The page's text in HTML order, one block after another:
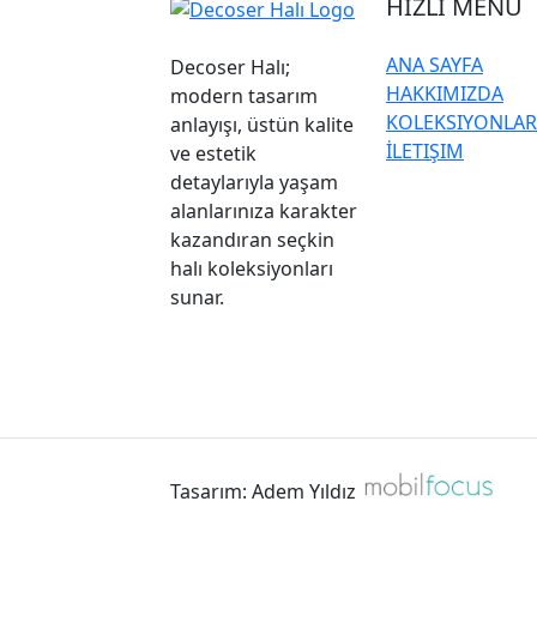
Decoser Halı;
modern tasarım
anlayışı, üstün kalite
ve estetik
detaylarıyla yaşam
alanlarınıza karakter
kazandıran seçkin
halı koleksiyonları
sunar.
HIZLI MENÜ
ANA SAYFA
HAKKIMIZDA
KOLEKSIYONLAR
İLETIŞIM
Tasarım: Adem Yıldız